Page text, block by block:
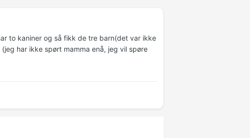
to kaniner og så fikk de tre barn(det var ikke
har ikke spørt mamma enå, jeg vil spøre